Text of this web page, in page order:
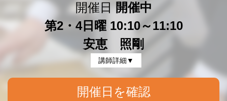
開催日開催中
第2・4日曜 10:10～11:10
安恵 照剛
講師詳細▼
開催日を確認